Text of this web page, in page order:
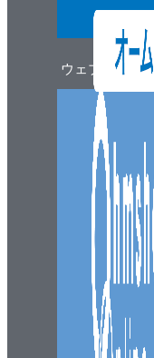
ウェブマガジン